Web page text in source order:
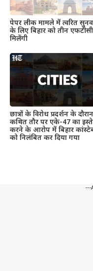
पेपर लीक मामले में त्वरित
के लिए बिहार को तीन एफटीसी
मिलेंगी
छात्रों के विरोध प्रदर्शन के दौरान
कथित तौर पर एके-47 का
करने के आरोप में बिहार
को निलंबित कर दिया गया
---